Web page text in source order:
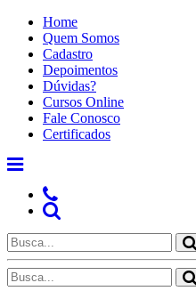
Home
Quem Somos
Cadastro
Depoimentos
Dúvidas?
Cursos Online
Fale Conosco
Certificados